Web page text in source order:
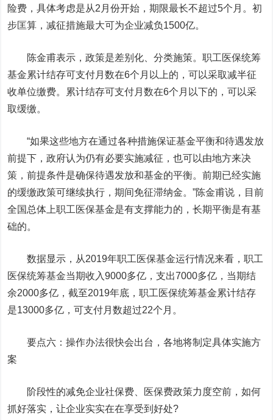
险费，具体考虑是从2月份开始，期限最长不超过5个月。初
步匡算，减征措施最大可为企业减负1500亿。
陈金甫表示，政策是差别化、分类施策。职工医保统筹
基金累计结存可支付月数在6个月以上的，可以采取减半征
收单位缴费。累计结存可支付月数在6个月以下的，可以采
取缓缴。
“如果这些地方在通过各种措施保证基金平衡和待遇发放
前提下，政府认为仍有必要实施减征，也可以由地方来决
策，前提条件是确保待遇发放和基金的平衡。前期已经实施
的缓缴政策可继续执行，期间免征滞纳金。”陈金甫说，目前
全国总体上职工医保基金是有支撑能力的，长期平衡是有基
础的。
数据显示，从2019年职工医保基金运行情况来看，职工
医保统筹基金当期收入9000多亿，支出7000多亿，当期结
余2000多亿，截至2019年底，职工医保统筹基金累计结存
是13000多亿，可支付月数超过22个月。
要点六：操作办法很快会出台，各地将制定具体实施方
案
阶段性的减免企业社保费、医保费政策力度空前，如何
抓好落实，让企业实实在在享受到好处?